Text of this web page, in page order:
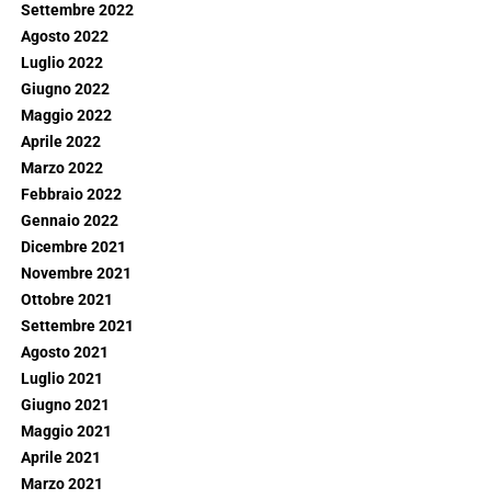
Settembre 2022
Agosto 2022
Luglio 2022
Giugno 2022
Maggio 2022
Aprile 2022
Marzo 2022
Febbraio 2022
Gennaio 2022
Dicembre 2021
Novembre 2021
Ottobre 2021
Settembre 2021
Agosto 2021
Luglio 2021
Giugno 2021
Maggio 2021
Aprile 2021
Marzo 2021